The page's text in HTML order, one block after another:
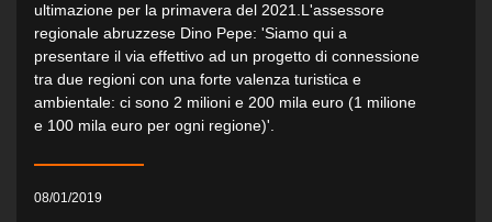
ultimazione per la primavera del 2021.L'assessore
regionale abruzzese Dino Pepe: 'Siamo qui a
presentare il via effettivo ad un progetto di connessione
tra due regioni con una forte valenza turistica e
ambientale: ci sono 2 milioni e 200 mila euro (1 milione
e 100 mila euro per ogni regione)'.
08/01/2019